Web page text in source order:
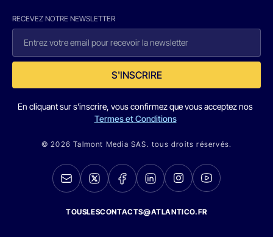
RECEVEZ NOTRE NEWSLETTER
S'INSCRIRE
En cliquant sur s'inscrire, vous confirmez que vous acceptez nos
Termes et Conditions
© 2026 Talmont Media SAS. tous droits réservés.
TOUSLESCONTACTS@ATLANTICO.FR